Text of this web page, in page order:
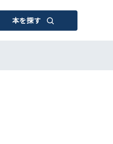
本を探す